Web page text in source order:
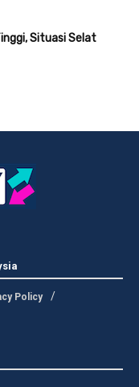
Situasi Selat
Policy